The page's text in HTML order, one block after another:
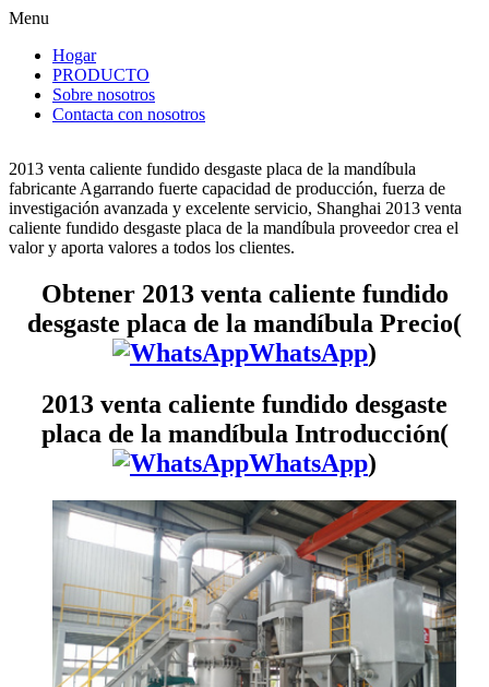
Menu
Hogar
PRODUCTO
Sobre nosotros
Contacta con nosotros
2013 venta caliente fundido desgaste placa de la mandíbula
fabricante Agarrando fuerte capacidad de producción, fuerza de
investigación avanzada y excelente servicio, Shanghai 2013 venta
caliente fundido desgaste placa de la mandíbula proveedor crea el
valor y aporta valores a todos los clientes.
Obtener 2013 venta caliente fundido
desgaste placa de la mandíbula Precio(
WhatsApp)
2013 venta caliente fundido desgaste
placa de la mandíbula Introducción(
WhatsApp)